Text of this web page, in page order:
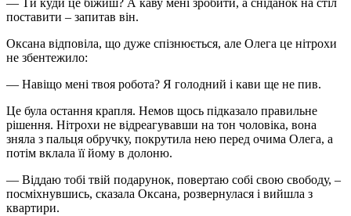
поставити – запитав він.
Оксана відповіла, що дуже спізнюється, але Олега це нітрохи
не збентежило:
— Навіщо мені твоя робота? Я голодний і кави ще не пив.
Це була остання крапля. Немов щось підказало правильне
рішення. Нітрохи не відреагувавши на тон чоловіка, вона
зняла з пальця обручку, покрутила нею перед очима Олега, а
потім вклала її йому в долоню.
— Віддаю тобі твій подарунок, повертаю собі свою свободу, –
посміхнувшись, сказала Оксана, розвернулася і вийшла з
квартири.